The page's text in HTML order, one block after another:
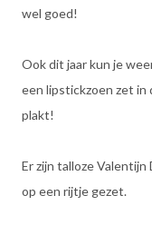
wel goed!
Ook dit jaar kun je
een lipstickzoen zet in
plakt!
Er zijn talloze
op een rijtje gezet.